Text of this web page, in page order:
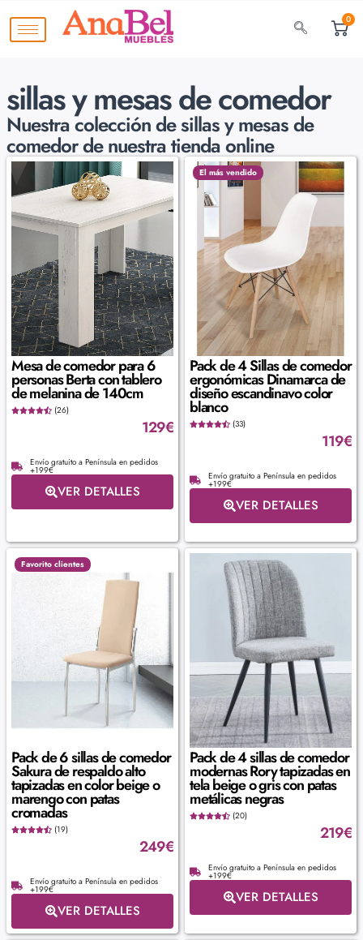
0
sillas y mesas de comedor
Nuestra colección desillas y mesas de
comedor de nuestra tienda online
Mesa de comedor para 6
personas Berta con tablero
de melanina de 140cm
(26)
129€
Envío gratuito a Península en pedidos
+199€
VER DETALLES
El más vendido
Pack de 4 Sillas de comedor
ergonómicas Dinamarca de
diseño escandinavo color
blanco
(33)
119€
Envío gratuito a Península en pedidos
+199€
VER DETALLES
Favorito clientes
Pack de 6 sillas de comedor
Sakura de respaldo alto
tapizadas en color beige o
marengo con patas
cromadas
(19)
249€
Envío gratuito a Península en pedidos
+199€
VER DETALLES
Pack de 4 sillas de comedor
modernas Rory tapizadas en
tela beige o gris con patas
metálicas negras
(20)
219€
Envío gratuito a Península en pedidos
+199€
VER DETALLES